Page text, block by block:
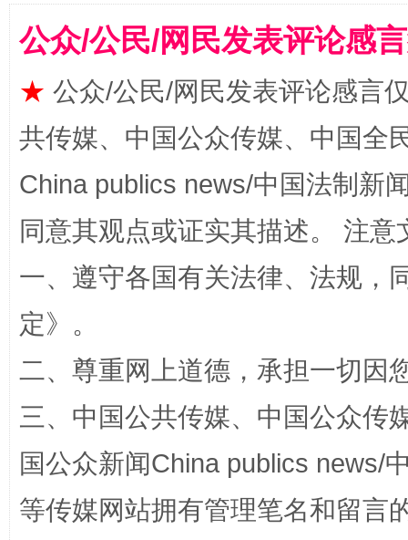
揭批美国五大"原罪" "炒
公众/公民/网民发表评论感
★ 公众/公民/网民发表评论感言
共传媒、中国公众传媒、中国全
China publics news/中国法制新
同意其观点或证实其描述。 注
一、遵守各国有关法律、法规，
定》。
二、尊重网上道德，承担一切因
三、中国公共传媒、中国公众传
国公众新闻China publics news/
等传媒网站拥有管理笔名和留言